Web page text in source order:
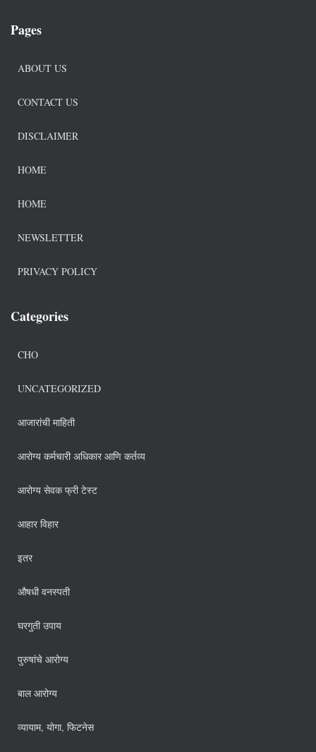
Pages
ABOUT US
CONTACT US
DISCLAIMER
HOME
HOME
NEWSLETTER
PRIVACY POLICY
Categories
CHO
UNCATEGORIZED
आजारांची माहिती
आरोग्य कर्मचारी अधिकार आणि कर्तव्य
आरोग्य सेवक फ्री टेस्ट
आहार विहार
इतर
औषधी वनस्पती
घरगुती उपाय
पुरुषांचे आरोग्य
बाल आरोग्य
व्यायाम, योगा, फिटनेस